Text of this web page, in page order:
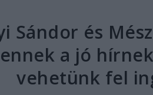
Sándor és
a jó
vehetünk fel